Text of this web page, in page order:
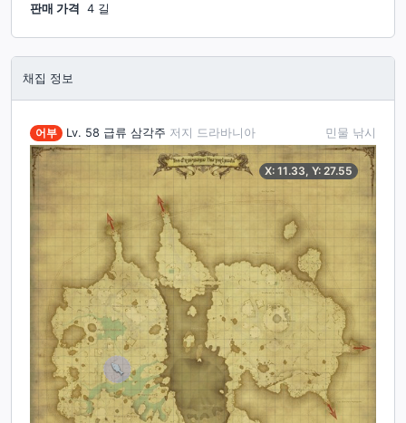
판매 가격 4 길
채집 정보
어부 Lv. 58 급류 삼각주 저지 드라바니아 민물 낚시
X: 11.33, Y: 27.55